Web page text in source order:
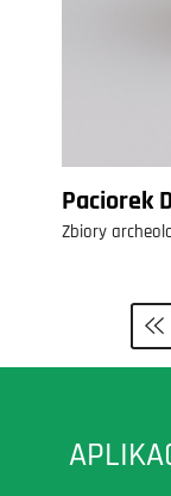
Paciorek
Zbiory